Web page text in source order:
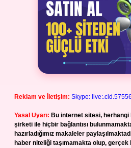
Reklam ve İletişim: Skype:
Yasal Uyarı: Bu internet sitesi,
şirketi ile hiçbir bağlantısı
hazırladığımız makaleler
haber niteliği taşımamakta olup,